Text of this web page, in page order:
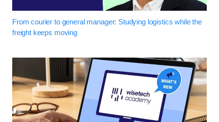
From courier to general manager: Studying logistics while the
freight keeps moving